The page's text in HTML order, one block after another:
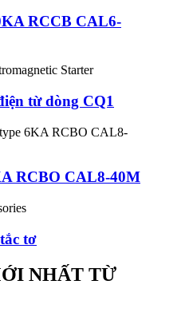
RCCB CAL6-
từ dòng CQ1
RCBO CAL8-40M
tơ
NHẤT TỪ